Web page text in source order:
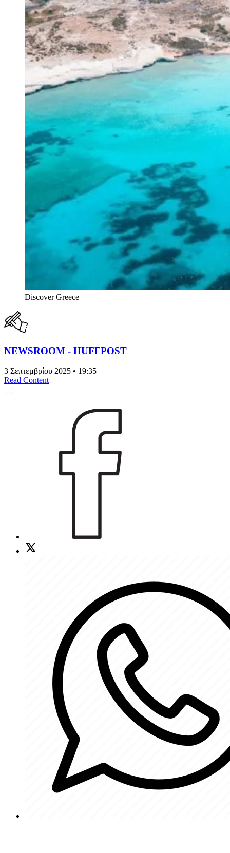
Discover Greece
NEWSROOM - HUFFPOST
3 Σεπτεμβρίου 2025 • 19:35
Read Content